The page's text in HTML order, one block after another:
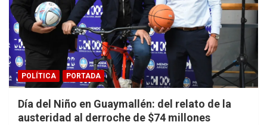
POLÍTICA PORTADA
Día del Niño en Guaymallén: del relato de la
austeridad al derroche de $74 millones